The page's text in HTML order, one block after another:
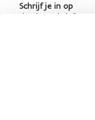
Schrijf je in op
de nieuwsbrief